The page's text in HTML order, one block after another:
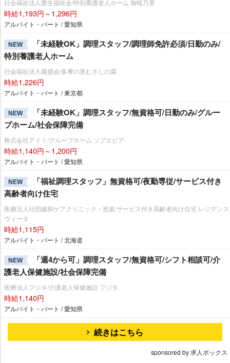
社会福祉法人愛生福祉会/特別養護老人ホーム 御桜乃里
時給1,193円～1,296円
アルバイト・パート / 愛知県
NEW
「未経験OK」調理スタッフ/調理師免許必須/日勤のみ/
特別養護老人ホーム
社会福祉法人園盛会/多摩の里むさしの園
時給1,226円
アルバイト・パート / 東京都
NEW
「未経験OK」調理スタッフ/無資格可/日勤のみ/グルー
プホーム/社会保障完備
株式会社アイミ/グループホーム ソブエピア
時給1,140円～1,200円
アルバイト・パート / 愛知県
NEW
「福祉調理スタッフ」無資格可/夜勤専従/サービス付き
高齢者向け住宅
医療法人社団緩和ケアクリニック・恵庭/サービス付き高齢者向け住宅 レジデンス
ヴィータ
時給1,115円
アルバイト・パート / 北海道
NEW
「週4から可」調理スタッフ/無資格可/シフト相談可/介
護老人保健施設/社会保障完備
医療法人フジタ/介護老人保健施設 フジタ
時給1,140円
アルバイト・パート / 愛知県
続きはこちら
sponsored by 求人ボックス